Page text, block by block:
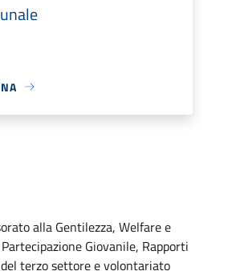
alla Gentilezza, Welfare e
Giovanile, Rapporti
terzo settore e volontariato